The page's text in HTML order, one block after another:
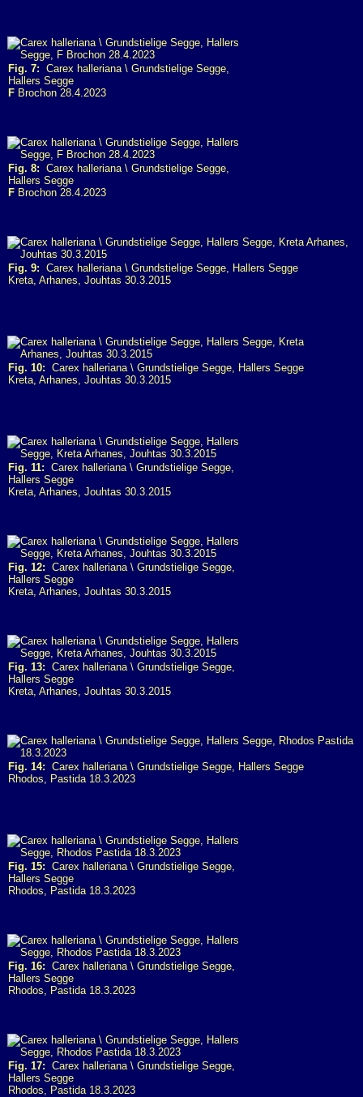
Fig. 7: Carex halleriana \ Grundstielige Segge,
Hallers Segge
F Brochon 28.4.2023
Fig. 8: Carex halleriana \ Grundstielige Segge,
Hallers Segge
F Brochon 28.4.2023
Fig. 9: Carex halleriana \ Grundstielige Segge, Hallers Segge
Kreta, Arhanes, Jouhtas 30.3.2015
Fig. 10: Carex halleriana \ Grundstielige Segge, Hallers Segge
Kreta, Arhanes, Jouhtas 30.3.2015
Fig. 11: Carex halleriana \ Grundstielige Segge,
Hallers Segge
Kreta, Arhanes, Jouhtas 30.3.2015
Fig. 12: Carex halleriana \ Grundstielige Segge,
Hallers Segge
Kreta, Arhanes, Jouhtas 30.3.2015
Fig. 13: Carex halleriana \ Grundstielige Segge,
Hallers Segge
Kreta, Arhanes, Jouhtas 30.3.2015
Fig. 14: Carex halleriana \ Grundstielige Segge, Hallers Segge
Rhodos, Pastida 18.3.2023
Fig. 15: Carex halleriana \ Grundstielige Segge,
Hallers Segge
Rhodos, Pastida 18.3.2023
Fig. 16: Carex halleriana \ Grundstielige Segge,
Hallers Segge
Rhodos, Pastida 18.3.2023
Fig. 17: Carex halleriana \ Grundstielige Segge,
Hallers Segge
Rhodos, Pastida 18.3.2023